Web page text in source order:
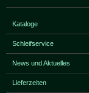
Kataloge
Schleifservice
News und Aktuelles
Lieferzeiten